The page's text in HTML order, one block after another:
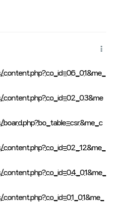
content.php?co_id=02_03&me